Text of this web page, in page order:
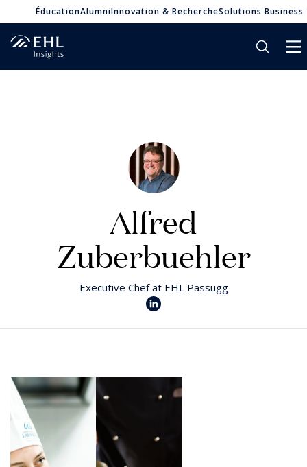
ÉducationAlumniInnovation & RechercheSolutions Business
Alfred
Zuberbuehler
Executive Chef at EHL Passugg